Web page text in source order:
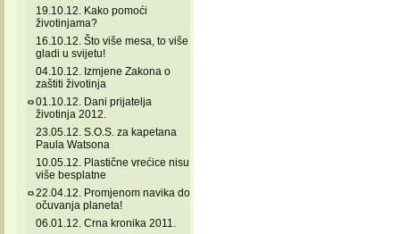
19.10.12. Kako pomoći
životinjama?
16.10.12. Što više mesa, to više
gladi u svijetu!
04.10.12. Izmjene Zakona o
zaštiti životinja
01.10.12. Dani prijatelja
životinja 2012.
23.05.12. S.O.S. za kapetana
Paula Watsona
10.05.12. Plastične vrećice nisu
više besplatne
22.04.12. Promjenom navika do
očuvanja planeta!
06.01.12. Crna kronika 2011.